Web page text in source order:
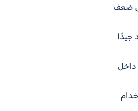
ضعف
جيدًا
داخل